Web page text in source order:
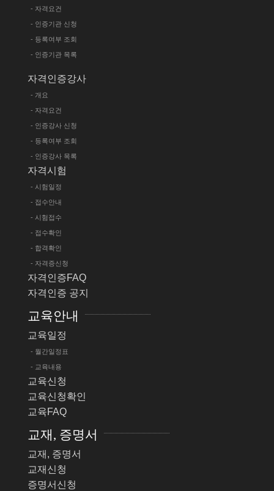
- 자격요건
- 인증기관 신청
- 등록여부 조회
- 인증기관 목록
자격인증강사
- 개요
- 자격요건
- 인증강사 신청
- 등록여부 조회
- 인증강사 목록
자격시험
- 시험일정
- 접수안내
- 시험접수
- 접수확인
- 합격확인
- 자격증신청
자격인증FAQ
자격인증 공지
교육안내
교육일정
- 월간일정표
- 교육내용
교육신청
교육신청확인
교육FAQ
교재, 증명서
교재, 증명서
교재신청
증명서신청